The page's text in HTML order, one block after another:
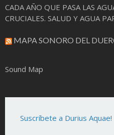
CADA AÑO QUE PASA LAS
CRUCIALES. SALUD Y AGUA
MAPA SONORO DEL
Sound Map
Suscríbete a Durius Aquae!